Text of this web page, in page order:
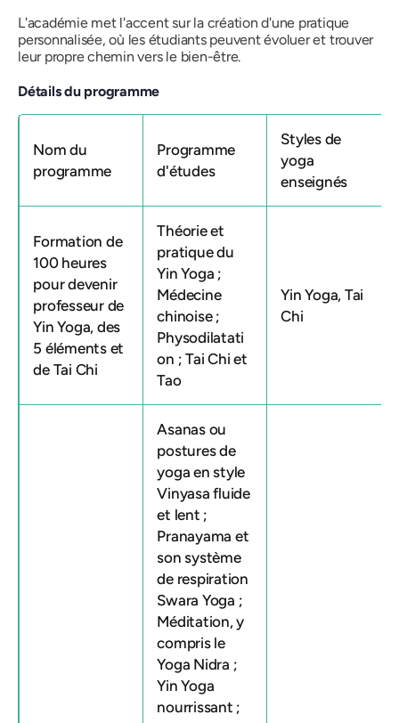
L'académie met l'accent sur la création d'une pratique
personnalisée, où les étudiants peuvent évoluer et trouver
leur propre chemin vers le bien-être.
Détails du programme
Nom du
programme
Programme
d'études
Styles de
yoga
enseignés
Formation de
100 heures
pour devenir
professeur de
Yin Yoga, des
5 éléments et
de Tai Chi
Théorie et
pratique du
Yin Yoga ;
Médecine
chinoise ;
Physodilatati
on ; Tai Chi et
Tao
Yin Yoga, Tai
Chi
Asanas ou
postures de
yoga en style
Vinyasa fluide
et lent ;
Pranayama et
son système
de respiration
Swara Yoga ;
Méditation, y
compris le
Yoga Nidra ;
Yin Yoga
nourrissant ;